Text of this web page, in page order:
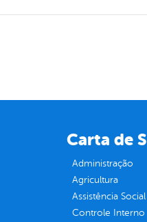
Carta de
Administração
Agricultura
Assistência Social
Controle Interno